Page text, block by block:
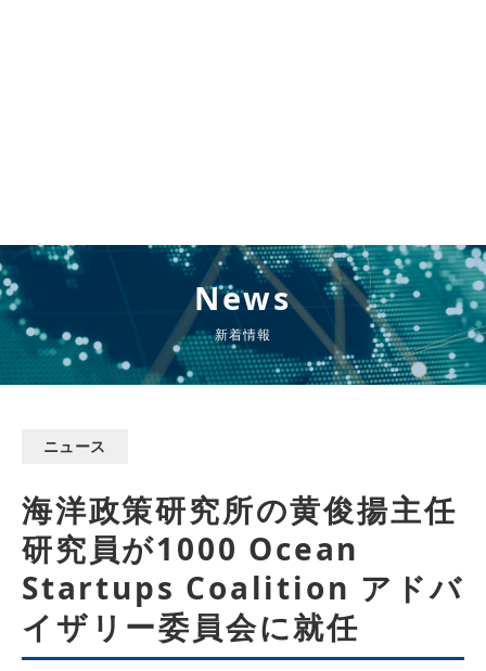
News
新着情報
ニュース
海洋政策研究所の黄俊揚主任
研究員が1000 Ocean
Startups Coalition アドバ
イザリー委員会に就任